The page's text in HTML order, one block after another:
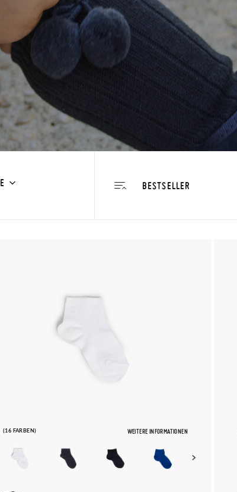
(16 FARBEN) WEITERE INFORMATIONEN